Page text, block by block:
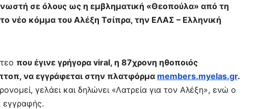
ε
σε όλους ως η εμβληματική «Θεοπούλα» από τη
νέο κόμμα του Αλέξη Τσίπρα, την ΕΛΑΣ – Ελληνική
που έγινε γρήγορα viral, η 87χρονη ηθοποιός
να εγγράφεται στην πλατφόρμα members.myelas.gr.
γελάει και δηλώνει «Λατρεία για τον Αλέξη», ενώ ο
εγγραφής.